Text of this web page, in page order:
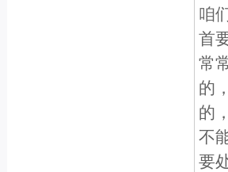
咱
首
常
的
的
不
要